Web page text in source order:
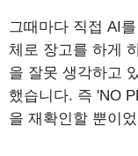
그때마다 직접 AI
체로 장고를 하게
을 잘못 생각하고
했습니다. 즉 'NO
을 재확인할 뿐이